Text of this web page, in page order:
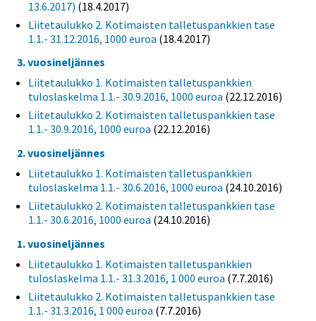
13.6.2017) (18.4.2017)
Liitetaulukko 2. Kotimaisten talletuspankkien tase
1.1.- 31.12.2016, 1000 euroa (18.4.2017)
3. vuosineljännes
Liitetaulukko 1. Kotimaisten talletuspankkien
tuloslaskelma 1.1.- 30.9.2016, 1000 euroa (22.12.2016)
Liitetaulukko 2. Kotimaisten talletuspankkien tase
1.1.- 30.9.2016, 1000 euroa (22.12.2016)
2. vuosineljännes
Liitetaulukko 1. Kotimaisten talletuspankkien
tuloslaskelma 1.1.- 30.6.2016, 1000 euroa (24.10.2016)
Liitetaulukko 2. Kotimaisten talletuspankkien tase
1.1.- 30.6.2016, 1000 euroa (24.10.2016)
1. vuosineljännes
Liitetaulukko 1. Kotimaisten talletuspankkien
tuloslaskelma 1.1.- 31.3.2016, 1 000 euroa (7.7.2016)
Liitetaulukko 2. Kotimaisten talletuspankkien tase
1.1.- 31.3.2016, 1 000 euroa (7.7.2016)